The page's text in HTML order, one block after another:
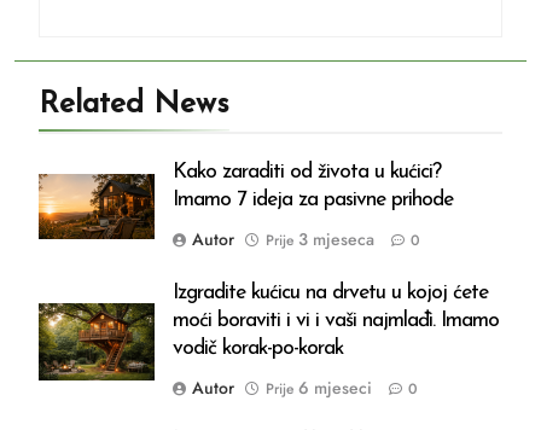
Related News
Kako zaraditi od života u kućici?
Imamo 7 ideja za pasivne prihode
Autor Prije 3 mjeseca 0
Izgradite kućicu na drvetu u kojoj ćete
moći boraviti i vi i vaši najmlađi. Imamo
vodič korak-po-korak
Autor Prije 6 mjeseci 0